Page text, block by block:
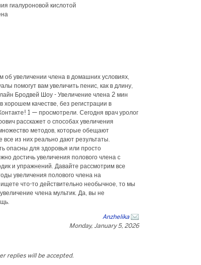
гиалуроновой кислотой
об увеличении члена в домашних условиях,
помогут вам увеличить пенис, как в длину,
Бродвей Шоу - Увеличение члена 2 мин
качестве, без регистрации в
1 — просмотрели. Сегодня врач уролог
расскажет о способах увеличения
методов, которые обещают
все из них реально дают результаты.
опасны для здоровья или просто
достичь увеличения полового члена с
и упражнений. Давайте рассмотрим все
увеличения полового члена на
что-то действительно необычное, то мы
члена мультик. Да, вы не
Anzhelika
Monday, January 5, 2026
replies will be accepted.